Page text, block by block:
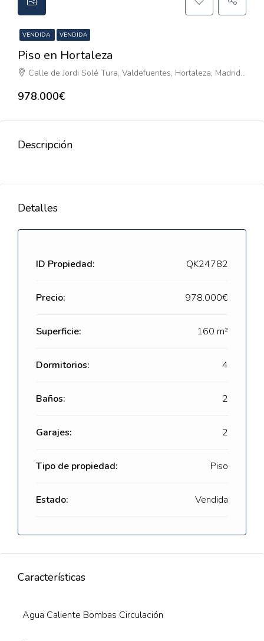
VENDIDA VENDIDA
Piso en Hortaleza
Calle de Jordi Solé Tura, Valdefuentes, Hortaleza, Madrid, Comunidad de Madrid, 28055, España
978.000€
Descripción
Detalles
ID Propiedad: QK24782
Precio: 978.000€
Superficie: 160 m²
Dormitorios: 4
Baños: 2
Garajes: 2
Tipo de propiedad: Piso
Estado: Vendida
Características
Agua Caliente Bombas Circulación